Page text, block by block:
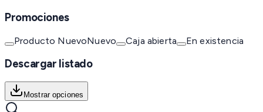
Promociones
Producto NuevoNuevo Caja abierta En existencia
Descargar listado
Mostrar opciones